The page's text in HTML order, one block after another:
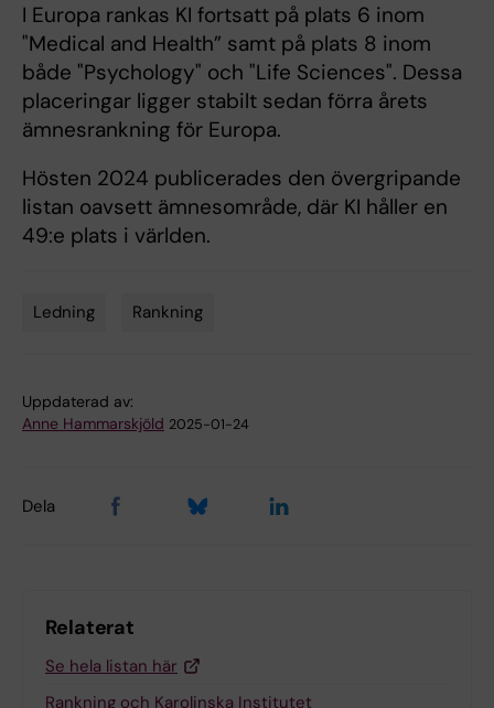
I Europa rankas KI fortsatt på plats 6 inom
"Medical and Health” samt på plats 8 inom
både "Psychology" och "Life Sciences". Dessa
placeringar ligger stabilt sedan förra årets
ämnesrankning för Europa.
Hösten 2024 publicerades den övergripande
listan oavsett ämnesområde, där KI håller en
49:e plats i världen.
Ledning Rankning
Uppdaterad av:
Anne Hammarskjöld 2025-01-24
Dela
Relaterat
Se hela listan här
Rankning och Karolinska Institutet